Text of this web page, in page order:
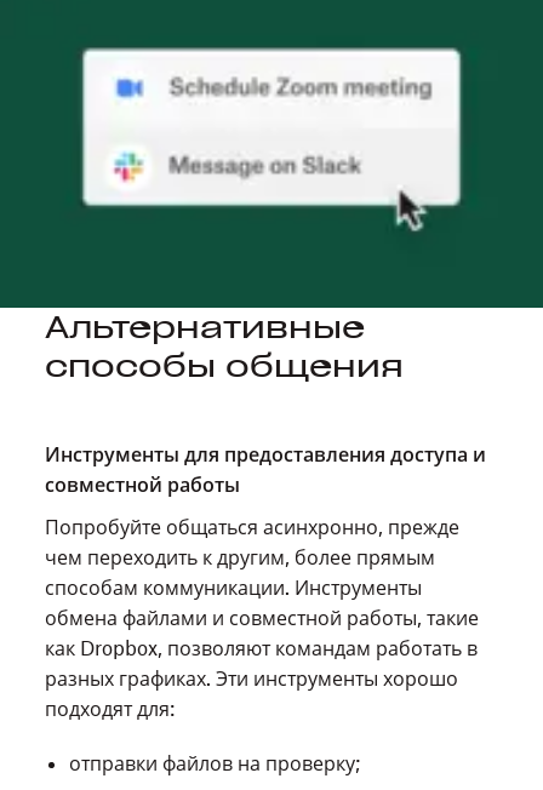
Альтернативные
способы общения
Инструменты для предоставления доступа и
совместной работы
Попробуйте общаться асинхронно, прежде
чем переходить к другим, более прямым
способам коммуникации. Инструменты
обмена файлами и совместной работы, такие
как Dropbox, позволяют командам работать в
разных графиках. Эти инструменты хорошо
подходят для:
отправки файлов на проверку;